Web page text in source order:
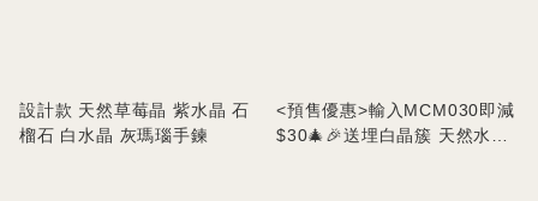
設計款 天然草莓晶 紫水晶 石
榴石 白水晶 灰瑪瑙手鍊
<預售優惠>輸入MCM030即減
$30🎄🎉送埋白晶簇 天然水晶